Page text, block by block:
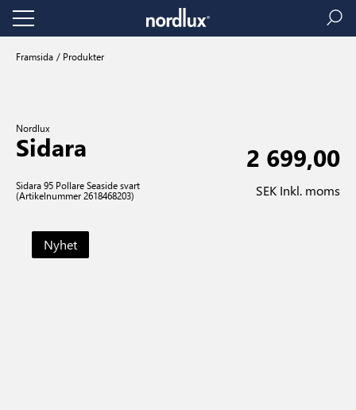
Framsida Produkter
Nordlux
Sidara
Sidara 95 Pollare Seaside svart
(Artikelnummer 2618468203)
2 699,00
SEK Inkl. moms
Nyhet